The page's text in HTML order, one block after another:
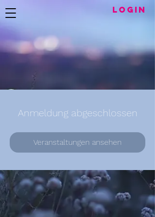
LogIN
Anmeldung abgeschlossen
Veranstaltungen ansehen